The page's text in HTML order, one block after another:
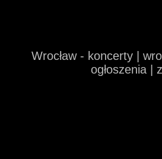
Wrocław - koncerty |
ogłoszenia |